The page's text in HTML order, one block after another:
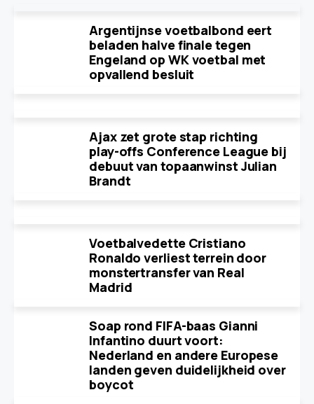
Argentijnse voetbalbond eert
beladen halve finale tegen
Engeland op WK voetbal met
opvallend besluit
Ajax zet grote stap richting
play-offs Conference League bij
debuut van topaanwinst Julian
Brandt
Voetbalvedette Cristiano
Ronaldo verliest terrein door
monstertransfer van Real
Madrid
Soap rond FIFA-baas Gianni
Infantino duurt voort:
Nederland en andere Europese
landen geven duidelijkheid over
boycot